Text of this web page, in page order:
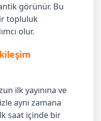
görünür. Bu
topluluk
olur.
ilk yayınına ve
aynı zamana
saat içinde bir